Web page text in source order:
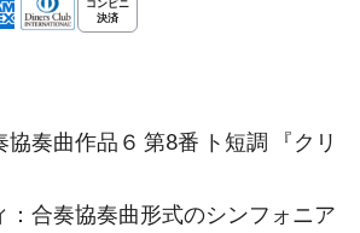
奏曲作品６ 第8番 ト短調 『クリ
：合奏協奏曲形式のシンフォニア